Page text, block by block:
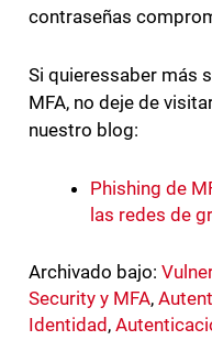
contraseñas
Si quieressaber más
MFA, no deje de
nuestro blog:
Phishing de
las redes de
Archivado bajo:
Security y MFA,
Identidad ,